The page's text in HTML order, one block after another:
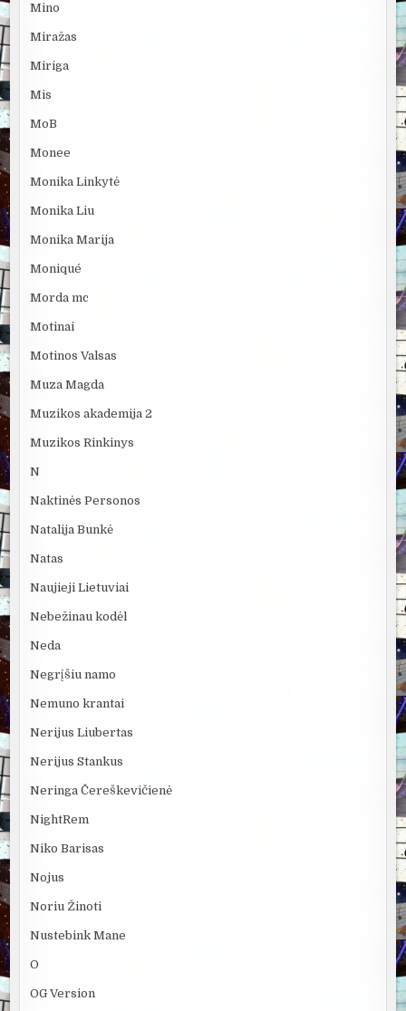
Mino
Miražas
Miriga
Mis
MoB
Monee
Monika Linkytė
Monika Liu
Monika Marija
Moniqué
Morda mc
Motinai
Motinos Valsas
Muza Magda
Muzikos akademija 2
Muzikos Rinkinys
N
Naktinės Personos
Natalija Bunkė
Natas
Naujieji Lietuviai
Nebežinau kodėl
Neda
Negrįšiu namo
Nemuno krantai
Nerijus Liubertas
Nerijus Stankus
Neringa Čereškevičienė
NightRem
Niko Barisas
Nojus
Noriu Žinoti
Nustebink Mane
O
OG Version